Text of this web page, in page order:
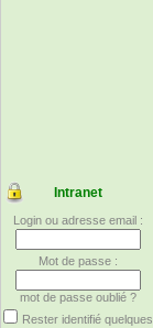
Intranet
Login ou adresse email :
Mot de passe :
mot de passe oublié ?
Rester identifié quelques